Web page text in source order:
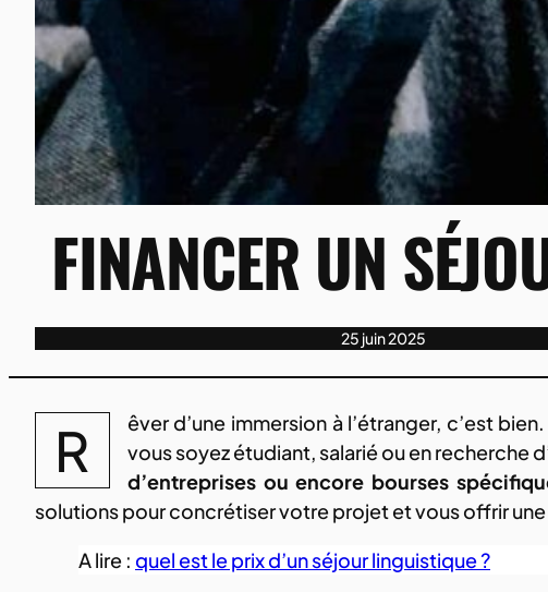
FINANCER UN
25 juin 2025
R êver d’une immersion à l’étranger, c’est
vous soyez étudiant, salarié ou en recherche
d’entreprises ou encore bourses
solutions pour concrétiser votre projet et vous offrir
A lire : quel est le prix d’un séjour linguistique ?